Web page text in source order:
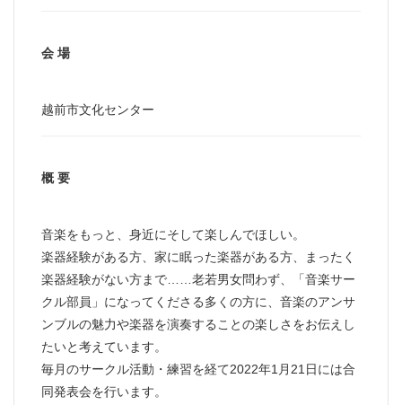
会 場
越前市文化センター
概 要
音楽をもっと、身近にそして楽しんでほしい。
楽器経験がある方、家に眠った楽器がある方、まったく
楽器経験がない方まで……老若男女問わず、「音楽サー
クル部員」になってくださる多くの方に、音楽のアンサ
ンブルの魅力や楽器を演奏することの楽しさをお伝えし
たいと考えています。
毎月のサークル活動・練習を経て2022年1月21日には合
同発表会を行います。